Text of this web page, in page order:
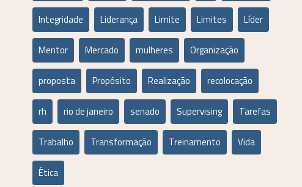
Integridade Liderança Limite Limites Líder
Mentor Mercado mulheres Organização
proposta Propósito Realização recolocação
rh rio de janeiro senado Supervising Tarefas
Trabalho Transformação Treinamento Vida
Ética